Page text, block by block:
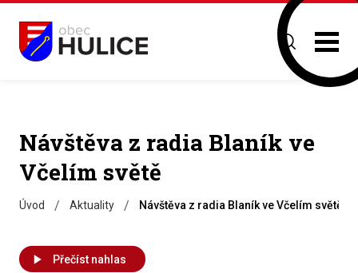
Návštěva z radia Blaník ve
Včelím světě
Úvod / Aktuality / Návštěva z radia Blaník ve Včelím světě
Přečíst nahlas